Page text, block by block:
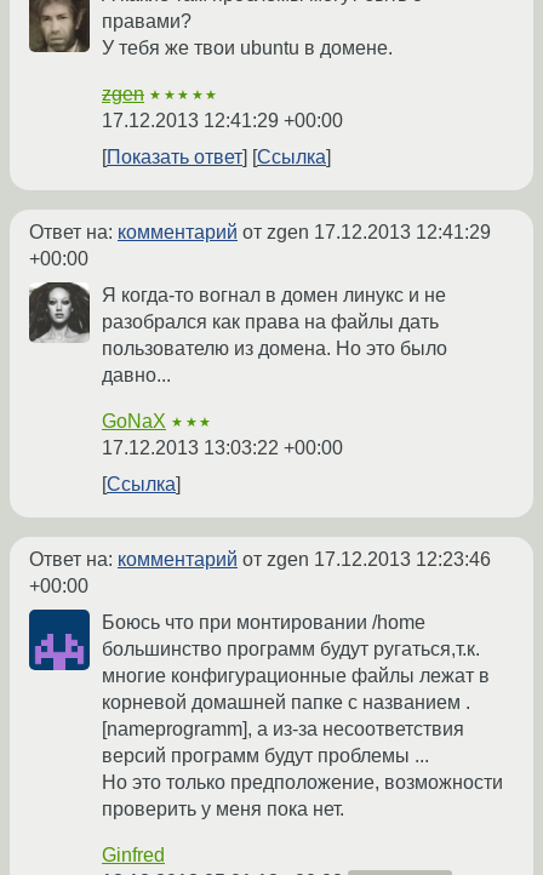
правами?
У тебя же твои ubuntu в домене.
zgen ★★★★★
17.12.2013 12:41:29 +00:00
Показать ответ
Ссылка
Ответ на: комментарий от zgen 17.12.2013 12:41:29
+00:00
Я когда-то вогнал в домен линукс и не
разобрался как права на файлы дать
пользователю из домена. Но это было
давно...
GoNaX ★★★
17.12.2013 13:03:22 +00:00
Ссылка
Ответ на: комментарий от zgen 17.12.2013 12:23:46
+00:00
Боюсь что при монтировании /home
большинство программ будут ругаться,т.к.
многие конфигурационные файлы лежат в
корневой домашней папке с названием .
[nameprogramm], а из-за несоответствия
версий программ будут проблемы ...
Но это только предположение, возможности
проверить у меня пока нет.
Ginfred